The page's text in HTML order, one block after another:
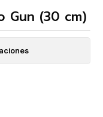
Gun (30 cm)